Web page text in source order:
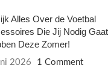
Alles Over de Voetbal
Die Jij Nodig Gaat
Deze Zomer!
2026 1 Comment